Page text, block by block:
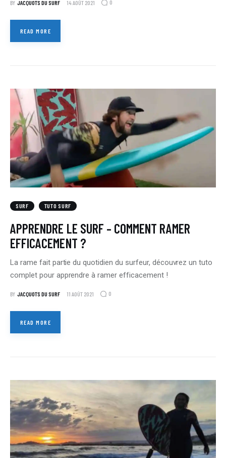
BY JACQUOTS DU SURF 14 AOÛT 2021 0
READ MORE
SURF TUTO SURF
APPRENDRE LE SURF – COMMENT RAMER
EFFICACEMENT ?
La rame fait partie du quotidien du surfeur, découvrez un tuto
complet pour apprendre à ramer efficacement !
BY JACQUOTS DU SURF 11 AOÛT 2021 0
READ MORE